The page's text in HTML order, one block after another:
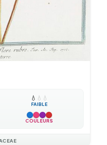
💧 💧 💧
FAIBLE
COULEURS